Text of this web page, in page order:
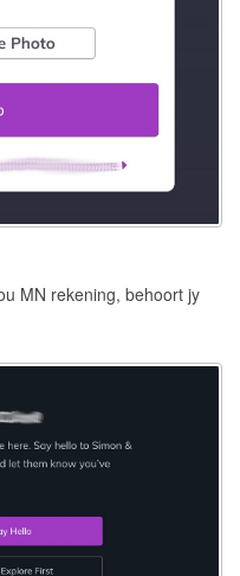
MN rekening, behoort jy